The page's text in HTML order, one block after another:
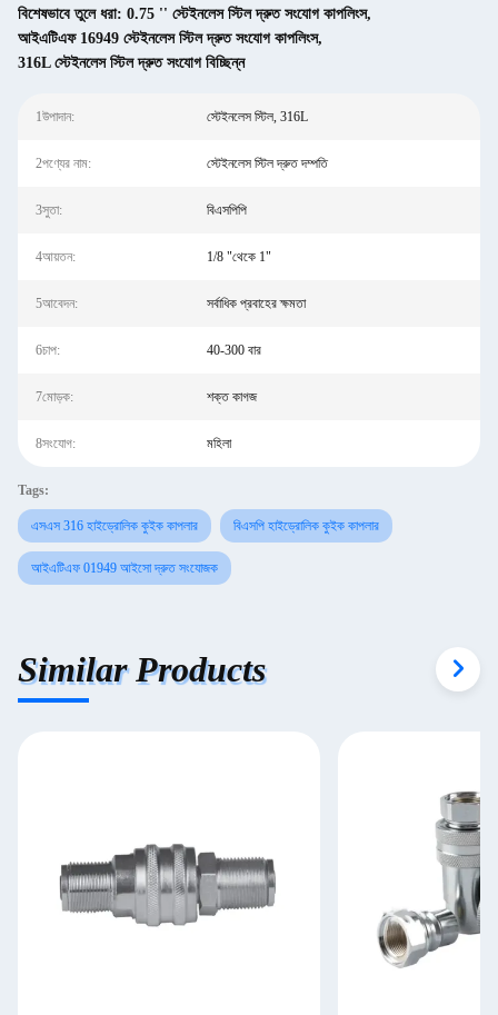
বিশেষভাবে তুলে ধরা: 0.75 '' স্টেইনলেস স্টিল দ্রুত সংযোগ কাপলিংস,
আইএটিএফ 16949 স্টেইনলেস স্টিল দ্রুত সংযোগ কাপলিংস,
316L স্টেইনলেস স্টিল দ্রুত সংযোগ বিচ্ছিন্ন
1উপাদান: স্টেইনলেস স্টিল, 316L
2পণ্যের নাম: স্টেইনলেস স্টিল দ্রুত দম্পতি
3সুতা: বিএসপিপি
4আয়তন: 1/8 "থেকে 1"
5আবেদন: সর্বাধিক প্রবাহের ক্ষমতা
6চাপ: 40-300 বার
7মোড়ক: শক্ত কাগজ
8সংযোগ: মহিলা
Tags:
এসএস 316 হাইড্রোলিক কুইক কাপলার বিএসপি হাইড্রোলিক কুইক কাপলার
আইএটিএফ 01949 আইসো দ্রুত সংযোজক
Similar Products